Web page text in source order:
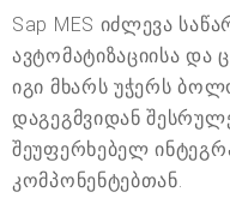
Sap MES იძლევა
ავტომატიზაციისა და
იგი მხარს უჭერს
დაგეგმვიდან
შეუფერხებელ
კომპონენტებთან.